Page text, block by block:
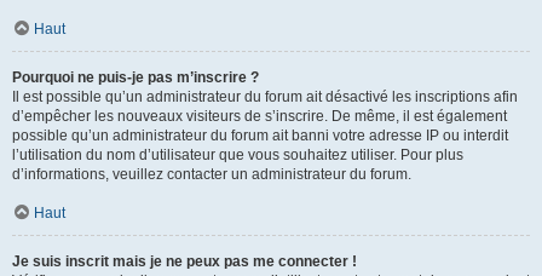
Haut
Pourquoi ne puis-je pas m’inscrire ?
Il est possible qu’un administrateur du forum ait désactivé les inscriptions afin
d’empêcher les nouveaux visiteurs de s’inscrire. De même, il est également
possible qu’un administrateur du forum ait banni votre adresse IP ou interdit
l’utilisation du nom d’utilisateur que vous souhaitez utiliser. Pour plus
d’informations, veuillez contacter un administrateur du forum.
Haut
Je suis inscrit mais je ne peux pas me connecter !